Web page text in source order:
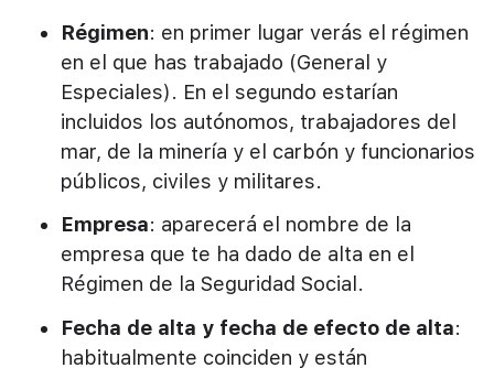
Régimen: en primer lugar verás el régimen
en el que has trabajado (General y
Especiales). En el segundo estarían
incluidos los autónomos, trabajadores del
mar, de la minería y el carbón y funcionarios
públicos, civiles y militares.
Empresa: aparecerá el nombre de la
empresa que te ha dado de alta en el
Régimen de la Seguridad Social.
Fecha de alta y fecha de efecto de alta:
habitualmente coinciden y están